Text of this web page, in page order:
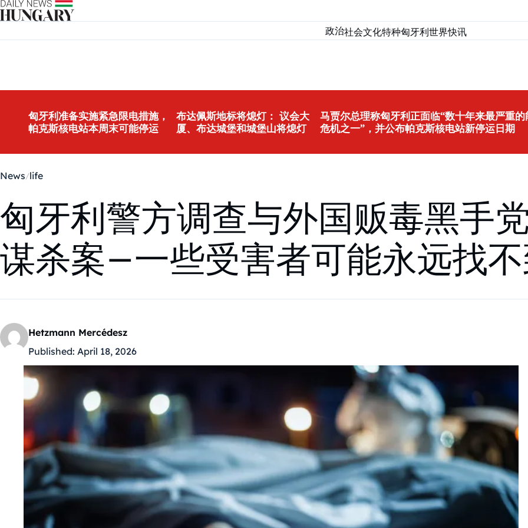
Skip to content
政治社会文化特种匈牙利世界快讯
匈牙利准备实施紧急限电措施，
帕克斯核电站本周末可能停运
布达佩斯地标将熄灯： 议会大
厦、布达城堡和城堡山将熄灯
马贾尔总理称匈牙利正面临“数十年来最严重的
危机之一”，并公布帕克斯核电站新停运日期
News life
匈牙利警方调查与外国贩毒黑手
谋杀案–一些受害者可能永远找不
Hetzmann Mercédesz
Published: April 18, 2026